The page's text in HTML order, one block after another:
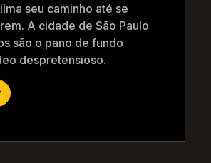
seu caminho até se
A cidade de São Paulo
são o pano de fundo
despretensioso.